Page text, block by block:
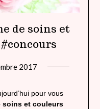
de soins et
2017
heavenly
pour vous
soins et couleurs